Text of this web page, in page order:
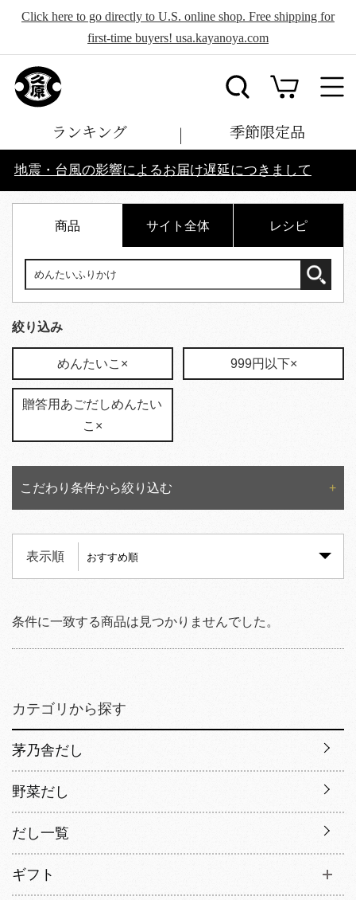
Click here to go directly to U.S. online shop. Free shipping for
first-time buyers! usa.kayanoya.com
ランキング 季節限定品
地震・台風の影響によるお届け遅延につきまして
商品 サイト全体 レシピ
絞り込み
めんたいこ× 999円以下×
贈答用あごだしめんたい
こ×
こだわり条件から絞り込む
表示順
条件に一致する商品は見つかりませんでした。
カテゴリから探す
茅乃舎だし
野菜だし
だし一覧
ギフト